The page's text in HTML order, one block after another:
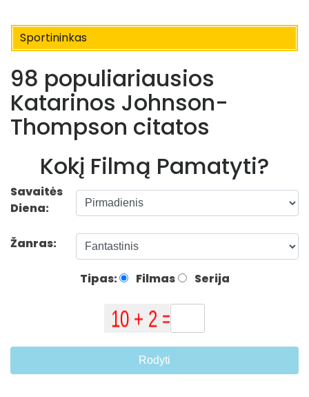
Sportininkas
98 populiariausios
Katarinos Johnson-
Thompson citatos
Kokį Filmą Pamatyti?
Savaitės
Diena:
Žanras:
Tipas: Filmas Serija
Rodyti